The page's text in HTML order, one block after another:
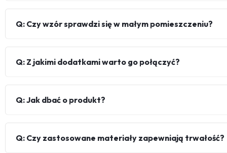
Q: Czy wzór sprawdzi się w małym pomieszczeniu?
Q: Z jakimi dodatkami warto go połączyć?
Q: Jak dbać o produkt?
Q: Czy zastosowane materiały zapewniają trwałość?